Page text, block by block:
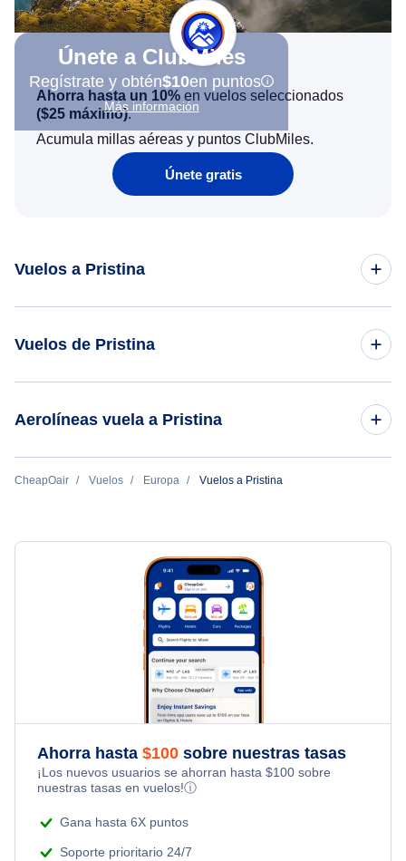
Únete a ClubMiles
Regístrate y obtén$10en puntos
Más información
Ahorra hasta un 10% en vuelos seleccionados
($25 máximo).
Acumula millas aéreas y puntos ClubMiles.
Únete gratis
Vuelos a Pristina
Vuelos de Toronto a Pristina
Vuelos de los Angeles a Pristina
Vuelos de Detroit a Pristina
Vuelos de Pristina
Vuelos de Pristina a Londres
Vuelos de Pristina a Atlanta
Aerolíneas vuela a Pristina
Austrian Airlines
CheapOair Vuelos Europa Vuelos a Pristina
Ahorra hasta $100 sobre nuestras tasas
¡Los nuevos usuarios se ahorran hasta $100 sobre
nuestras tasas en vuelos!ⓘ
Gana hasta 6X puntos
Soporte prioritario 24/7